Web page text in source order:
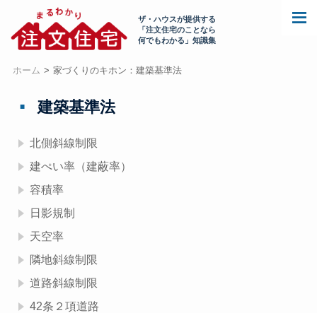
ザ・ハウスが提供する
「注文住宅のことなら
何でもわかる」知識集
ホーム 家づくりのキホン：建築基準法
建築基準法
北側斜線制限
建ぺい率（建蔽率）
容積率
日影規制
天空率
隣地斜線制限
道路斜線制限
42条２項道路